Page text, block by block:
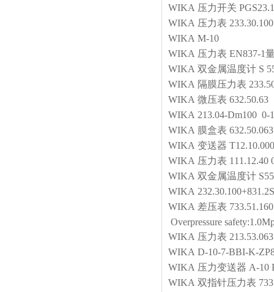
WIKA 压力开关
WIKA 压力表
WIKA M-10
WIKA 压力表 EN837-1
WIKA 双金属温度计 S
WIKA 隔膜压力表
WIKA 微压表 632.50.63
WIKA 213.04-Dm100
WIKA 膜盒表
WIKA 变送器
WIKA 压力表 111.12.40
WIKA 双金属温度计
WIKA
WIKA 差压表
Overpressure
WIKA 压力表
WIKA D-10-7-BBI-K-
WIKA 压力变送器 A-10
WIKA 双指针压力表